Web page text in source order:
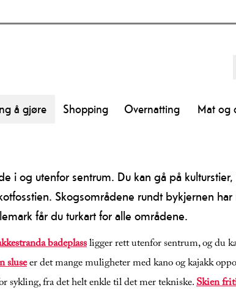
å gjøre Shopping Overnatting Mat og
i og utenfor sentrum. Du kan gå på
Skogsområdene rundt bykjernen
får du turkart for alle områdene.
badeplassligger rett utenfor sentrum, og du
sluseer det mange muligheter med kano og kajakk
sykling, fra det helt enkle til det mer tekniske.Skien